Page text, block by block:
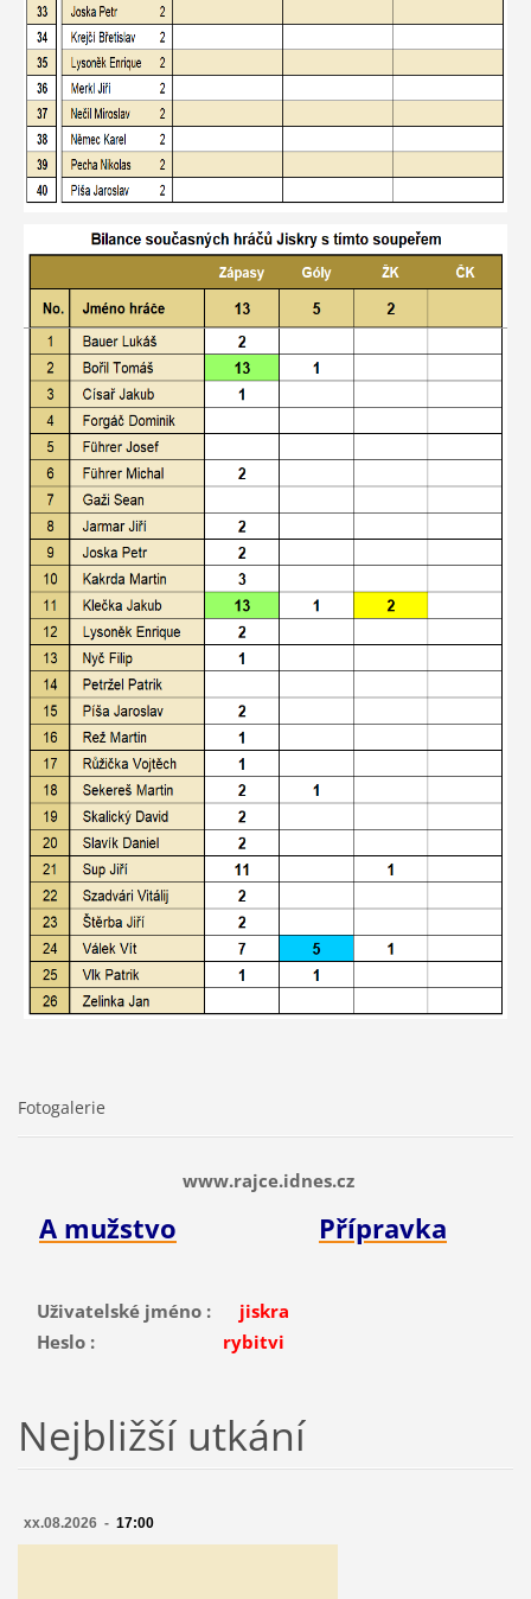
Fotogalerie
www.rajce.idnes.cz
A mužstvo Přípravka
Uživatelské jméno : jiskra
Heslo : rybitvi
Nejbližší utkání
xx.08.2026 - 17:00